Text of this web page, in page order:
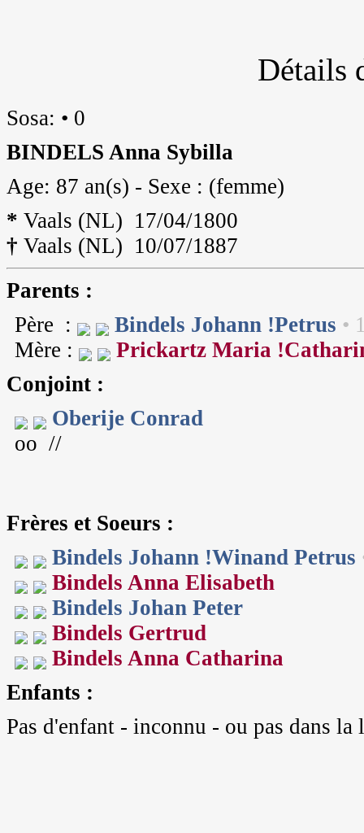
Détails
Sosa: • 0
BINDELS Anna Sybilla
Age: 87 an(s) - Sexe : (femme)
* Vaals (NL) 17/04/1800
† Vaals (NL) 10/07/1887
Parents :
Père :
Bindels Johann !Petrus •
Mère :
Prickartz Maria
Conjoint :
Oberije Conrad
oo //
Frères et Soeurs :
Bindels Johann !Winand Petrus
Bindels Anna Elisabeth
Bindels Johan Peter
Bindels Gertrud
Bindels Anna Catharina
Enfants :
Pas d'enfant - inconnu - ou pas dans la